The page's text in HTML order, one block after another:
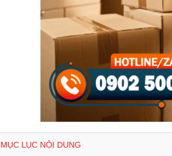
MỤC LỤC NỘI DUNG